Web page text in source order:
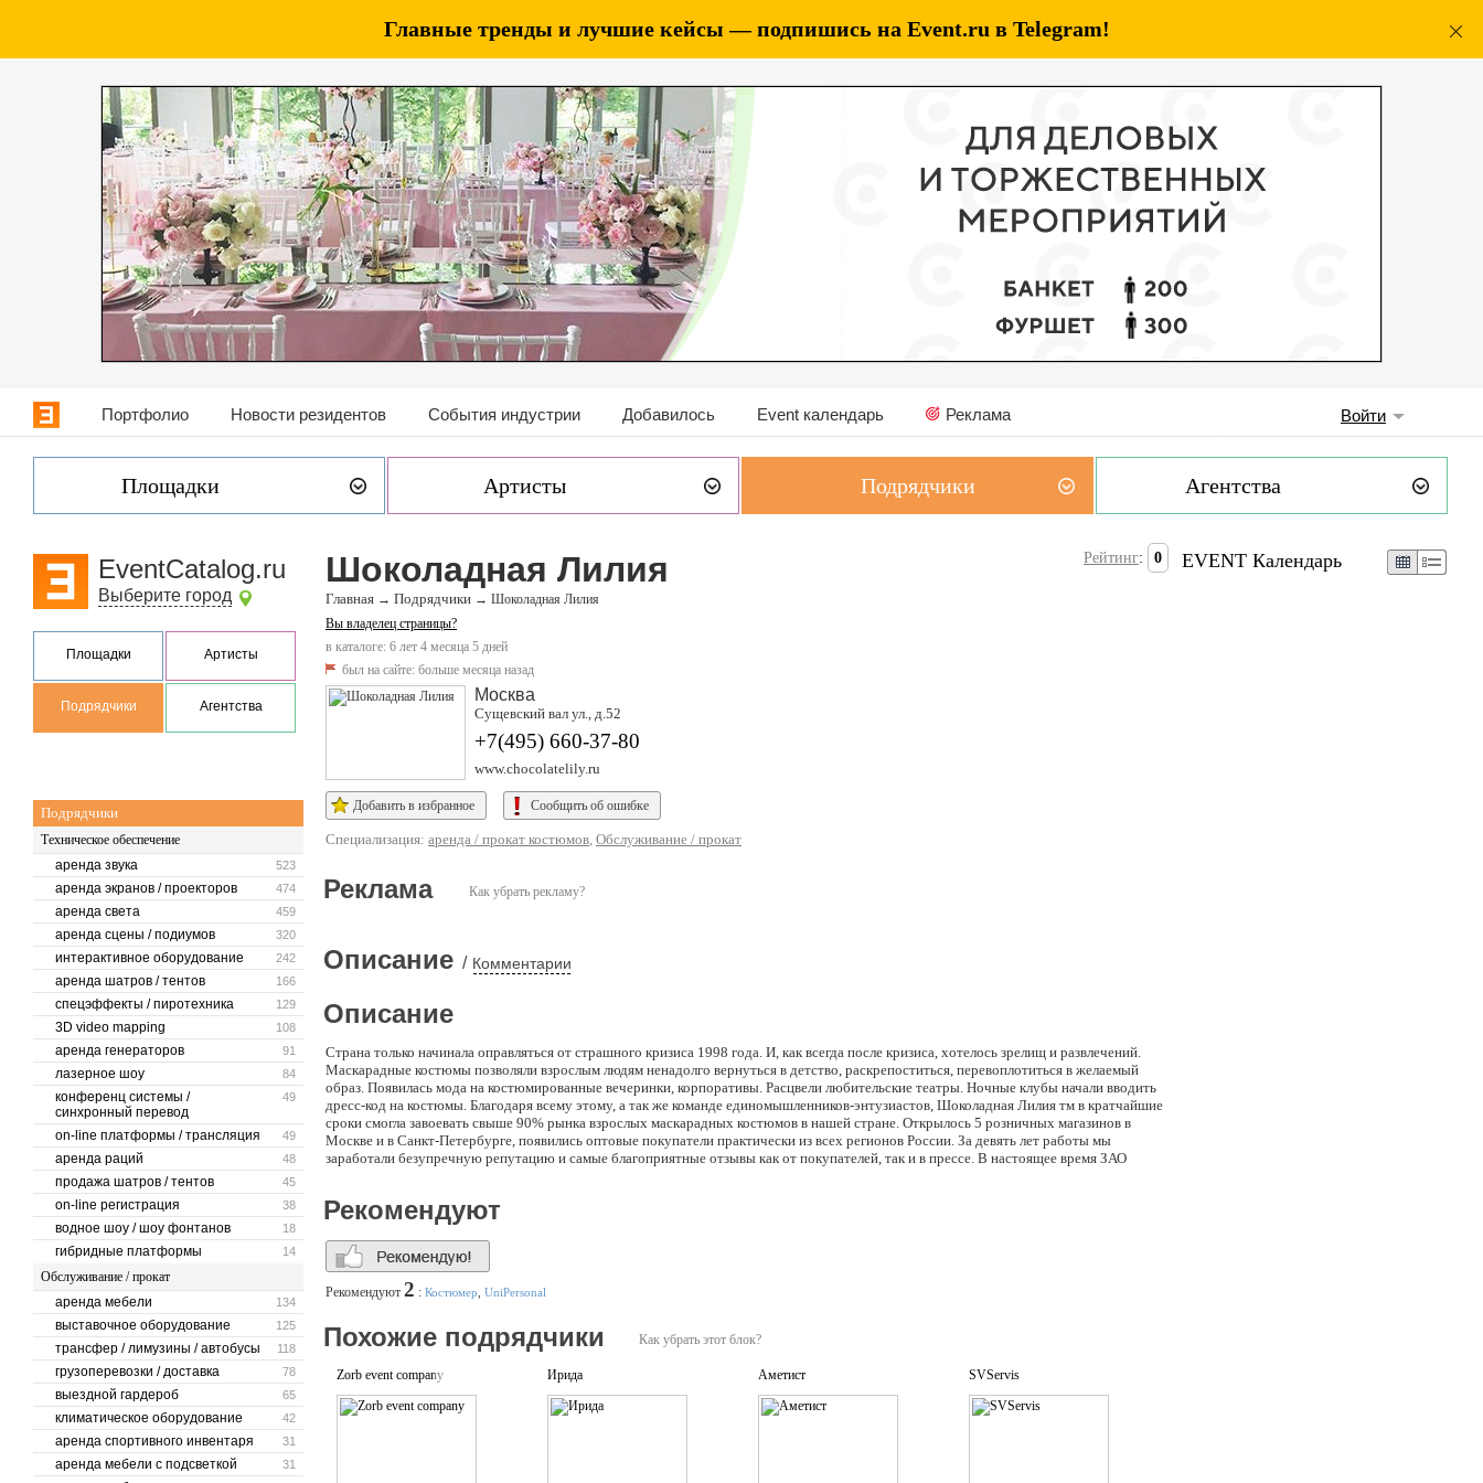
Главные тренды и лучшие кейсы — подпишись на Event.ru в Telegram!
Портфолио Новости резидентов События индустрии Добавилось Event календарь Реклама Войти
Площадки Артисты Подрядчики Агентства
EventCatalog.ru
Выберите город
Площадки Артисты
Подрядчики Агентства
Подрядчики
Техническое обеспечение
523
аренда звука
474
аренда экранов / проекторов
459
аренда света
320
аренда сцены / подиумов
242
интерактивное оборудование
166
аренда шатров / тентов
129
спецэффекты / пиротехника
108
3D video mapping
91
аренда генераторов
84
лазерное шоу
49
конференц системы /
синхронный перевод
49
on-line платформы / трансляция
48
аренда раций
45
продажа шатров / тентов
38
on-line регистрация
18
водное шоу / шоу фонтанов
14
гибридные платформы
Обслуживание / прокат
134
аренда мебели
125
выставочное оборудование
118
трансфер / лимузины / автобусы
78
грузоперевозки / доставка
65
выездной гардероб
42
климатическое оборудование
31
аренда спортивного инвентаря
31
аренда мебели с подсветкой
Шоколадная Лилия
Главная → Подрядчики → Шоколадная Лилия
Вы владелец страницы?
в каталоге: 6 лет 4 месяца 5 дней
был на сайте: больше месяца назад
Рейтинг: 0
Москва
Сущевский вал ул., д.52
+7(495) 660-37-80
www.chocolatelily.ru
Добавить в избранное Сообщить об ошибке
Специализация: аренда / прокат костюмов, Обслуживание / прокат
Как убрать рекламу?
Реклама
Описание / Комментарии
Описание
Страна только начинала оправляться от страшного кризиса 1998 года. И, как всегда после кризиса, хотелось зрелищ и развлечений.
Маскарадные костюмы позволяли взрослым людям ненадолго вернуться в детство, раскрепоститься, перевоплотиться в желаемый
образ. Появилась мода на костюмированные вечеринки, корпоративы. Расцвели любительские театры. Ночные клубы начали вводить
дресс-код на костюмы. Благодаря всему этому, а так же команде единомышленников-энтузиастов, Шоколадная Лилия тм в кратчайшие
сроки смогла завоевать свыше 90% рынка взрослых маскарадных костюмов в нашей стране. Открылось 5 розничных магазинов в
Москве и в Санкт-Петербурге, появились оптовые покупатели практически из всех регионов России. За девять лет работы мы
заработали безупречную репутацию и самые благоприятные отзывы как от покупателей, так и в прессе. В настоящее время ЗАО
Zucker, Tony Shoes и других. К Вашим услугам интернет-магазин "Шоколадная Лилия", где Вы можете делать заказы круглосуточно
(доставка осуществляется по всей России), а также сеть наших офф-лайн магазинов (адреса см. внизу страницы).
Рекомендуют
Рекомендуют 2 : Костюмер UniPersonal
Как убрать этот блок?
Похожие подрядчики
Zorb event company Ирида Аметист SVServis
EVENT Календарь